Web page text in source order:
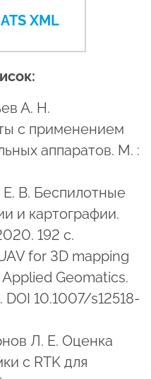
XML
А. Н.
с применением
аппаратов. М. :
В. Беспилотные
и картографии.
192 с.
for 3D mapping
Geomatics.
DOI 10.1007/s12518-
Л. Е. Оценка
с RTK для